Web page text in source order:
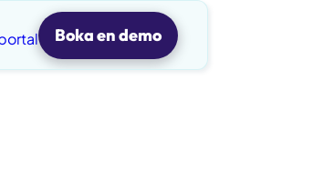
Boka en demo